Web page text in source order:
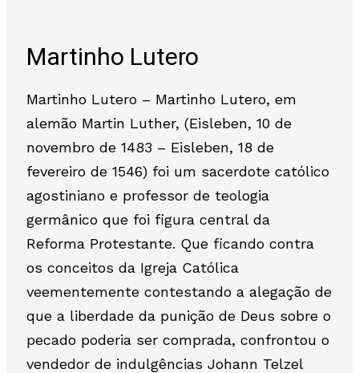
Martinho Lutero
Martinho Lutero – Martinho Lutero, em
alemão Martin Luther, (Eisleben, 10 de
novembro de 1483 – Eisleben, 18 de
fevereiro de 1546) foi um sacerdote católico
agostiniano e professor de teologia
germânico que foi figura central da
Reforma Protestante. Que ficando contra
os conceitos da Igreja Católica
veementemente contestando a alegação de
que a liberdade da punição de Deus sobre o
pecado poderia ser comprada, confrontou o
vendedor de indulgências Johann Telzel